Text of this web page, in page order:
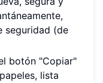
seguridad (de
botón "Copiar"
lista